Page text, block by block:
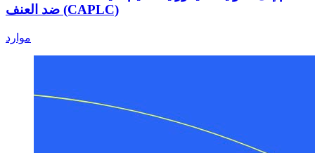
ضد العنف (CAPLC)
موارد